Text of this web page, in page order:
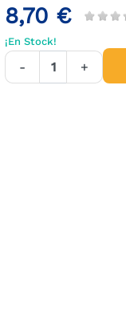
8,70 €
¡En Stock!
- +